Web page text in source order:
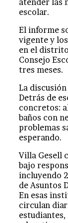
atender las
escolar.
El informe
vigente y
en el
Consejo
tres meses.
La
Detrás de
concretos:
baños con
problemas
esperando.
Villa Gesell
bajo
incluyendo
de Asuntos
En esas
circulan
estudiantes,